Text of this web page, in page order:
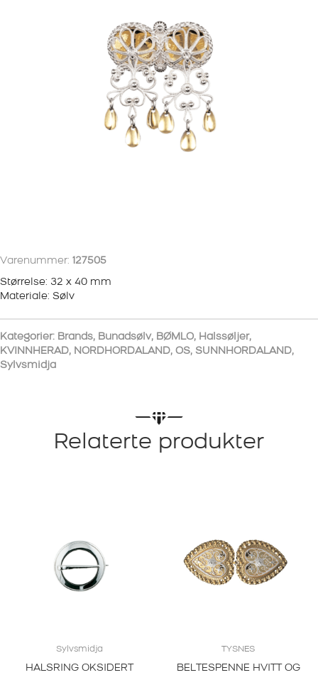
Varenummer: 127505
Størrelse: 32 x 40 mm
Materiale: Sølv
Kategorier: Brands, Bunadsølv, BØMLO, Halssøljer,
KVINNHERAD, NORDHORDALAND, OS, SUNNHORDALAND,
Sylvsmidja
Relaterte produkter
Sylvsmidja
HALSRING OKSIDERT
TYSNES
BELTESPENNE HVITT OG